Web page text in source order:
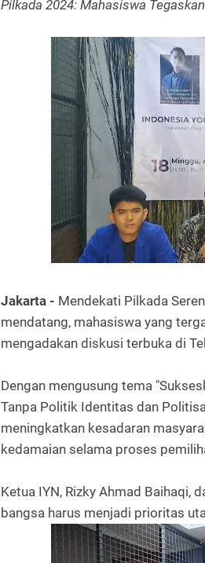
Pilkada 2024: Mahasiswa
Jakarta - Mendekati Pilkada
mendatang, mahasiswa yang
mengadakan diskusi terbuka di
Dengan mengusung tema
Tanpa Politik Identitas dan
meningkatkan kesadaran
kedamaian selama proses
Ketua IYN, Rizky Ahmad Baihaqi,
bangsa harus menjadi prioritas